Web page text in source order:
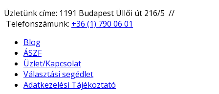
Üzletünk címe: 1191 Budapest Üllői út 216/5 //
Telefonszámunk: +36 (1) 790 06 01
Blog
ÁSZF
Üzlet/Kapcsolat
Választási segédlet
Adatkezelési Tájékoztató